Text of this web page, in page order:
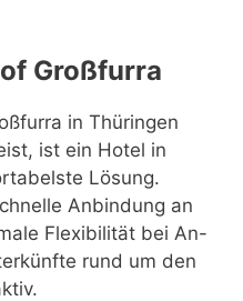
Großfurra
in Thüringen
ist ein Hotel in
Lösung.
Anbindung an
Flexibilität bei An-
rund um den